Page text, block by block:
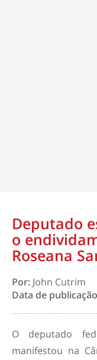
Deputado
o
Roseana
Por: John Cutrim
Data de
O deputado
manifestou na